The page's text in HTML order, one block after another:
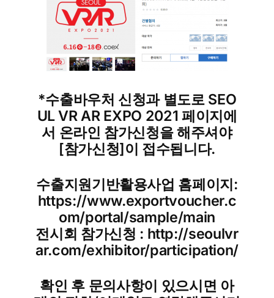
*수출바우처 신청과 별도로 SEO
UL VR AR EXPO 2021 페이지에
서 온라인 참가신청을 해주셔야
[참가신청]이 접수됩니다.
수출지원기반활용사업 홈페이지:
https://www.exportvoucher.c
om/portal/sample/main
전시회 참가신청 : http://seoulvr
ar.com/exhibitor/participation/
확인 후 문의사항이 있으시면 아